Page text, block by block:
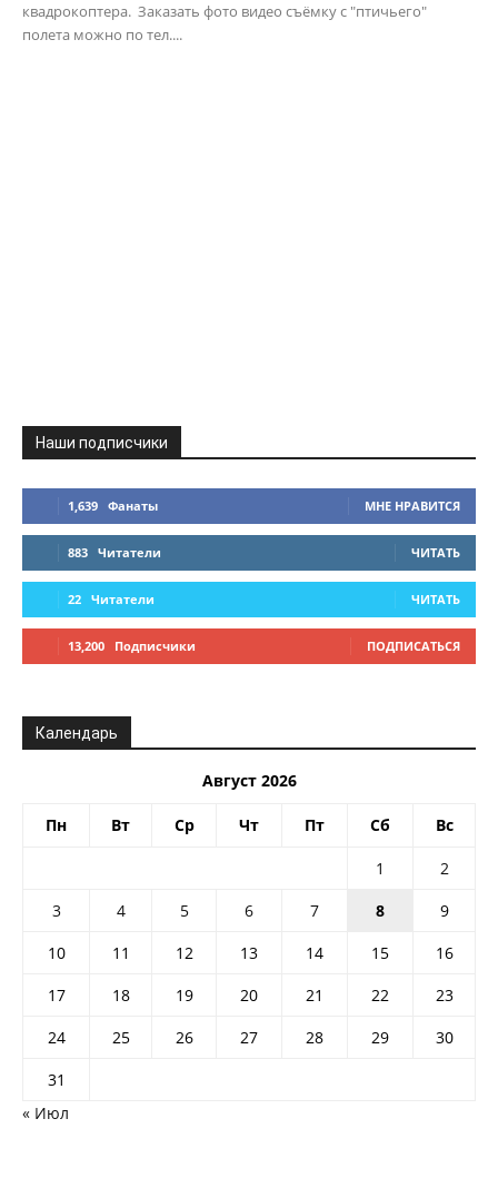
квадрокоптера. Заказать фото видео съёмку с "птичьего"
полета можно по тел....
Наши подписчики
1,639 Фанаты МНЕ НРАВИТСЯ
883 Читатели ЧИТАТЬ
22 Читатели ЧИТАТЬ
13,200 Подписчики ПОДПИСАТЬСЯ
Календарь
Август 2026
Пн Вт Ср Чт Пт Сб Вс
1
2
3
4 5 6 7 8
9
10
11 12 13 14 15
16
17
18 19 20 21 22
23
24
25 26 27 28 29
30
31
« Июл